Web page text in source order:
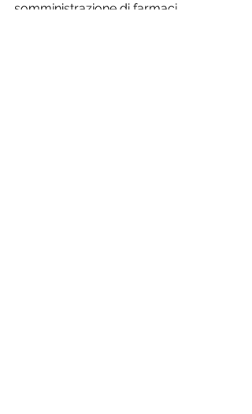
somministrazione di farmaci